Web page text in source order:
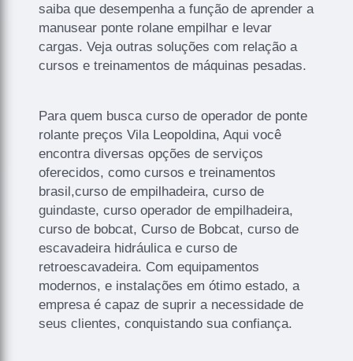
saiba que desempenha a função de aprender a
manusear ponte rolane empilhar e levar
cargas. Veja outras soluções com relação a
cursos e treinamentos de máquinas pesadas.
Para quem busca curso de operador de ponte
rolante preços Vila Leopoldina, Aqui você
encontra diversas opções de serviços
oferecidos, como cursos e treinamentos
brasil,curso de empilhadeira, curso de
guindaste, curso operador de empilhadeira,
curso de bobcat, Curso de Bobcat, curso de
escavadeira hidráulica e curso de
retroescavadeira. Com equipamentos
modernos, e instalações em ótimo estado, a
empresa é capaz de suprir a necessidade de
seus clientes, conquistando sua confiança.